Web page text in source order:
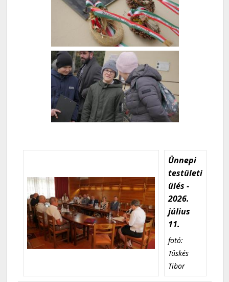
Ünnepi
testületi
ülés -
2026.
július
11.
fotó:
Tüskés
Tibor